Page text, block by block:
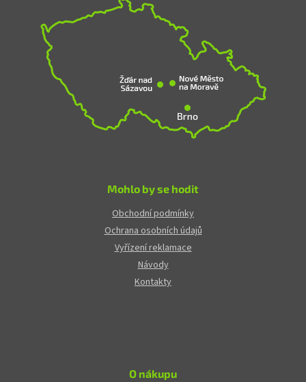
Mohlo by se hodit
Obchodní podmínky
Ochrana osobních údajů
Vyřízení reklamace
Návody
Kontakty
O nákupu